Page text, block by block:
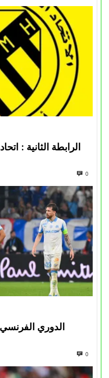
الرابطة الثانية :
0
الدوري
0